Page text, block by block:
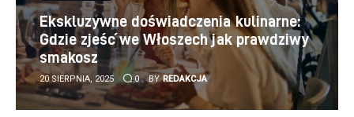
Ekskluzywne doświadczenia kulinarne:
Gdzie zjeść we Włoszech jak prawdziwy
smakosz
20 SIERPNIA, 2025 0 BY REDAKCJA